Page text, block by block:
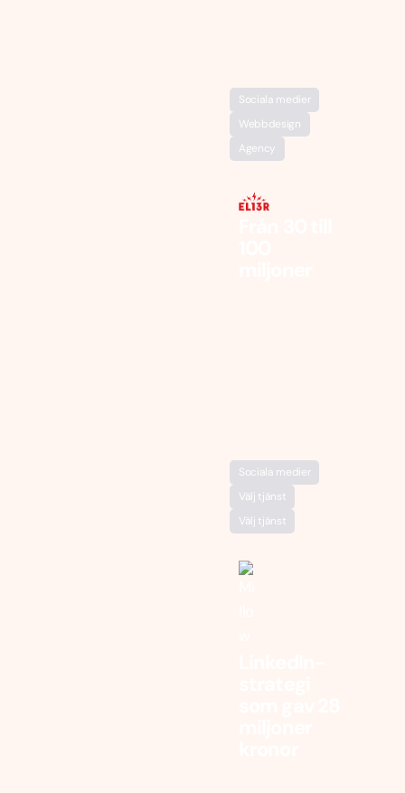
Sociala medier
Webbdesign
Agency
Sociala medier
Välj tjänst
Välj tjänst